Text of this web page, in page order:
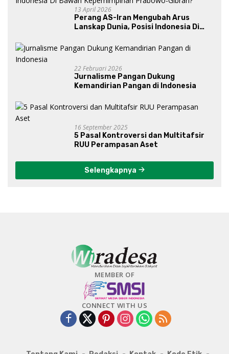
13 April 2026
Perang AS-Iran Mengubah Arus
Lanskap Dunia, Posisi Indonesia Di
Gibran?
22 Februari 2026
Jurnalisme Pangan Dukung
Kemandirian Pangan di Indonesia
16 September 2025
5 Pasal Kontroversi dan Multitafsir
RUU Perampasan Aset
Selengkapnya
MEMBER OF
CONNECT WITH US